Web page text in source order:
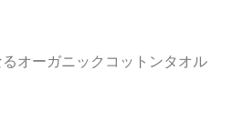
オーガニックコットンタオル